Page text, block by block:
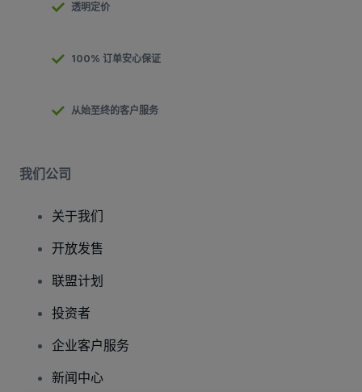
透明定价
100% 订单安心保证
从始至终的客户服务
我们公司
关于我们
开放发售
联盟计划
投资者
企业客户服务
新闻中心